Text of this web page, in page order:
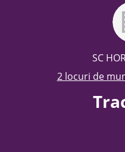
SC
2 locuri de